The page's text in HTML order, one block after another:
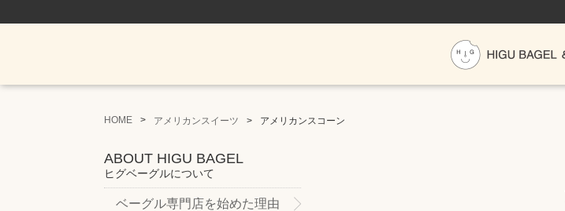
HOME アメリカンスイーツ アメリカンスコーン
ABOUT HIGU BAGEL
ヒグベーグルについて
ベーグル専門店を始めた理由